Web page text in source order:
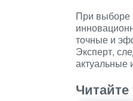
При выборе
точные и
Эксперт,
актуальные
Читайте